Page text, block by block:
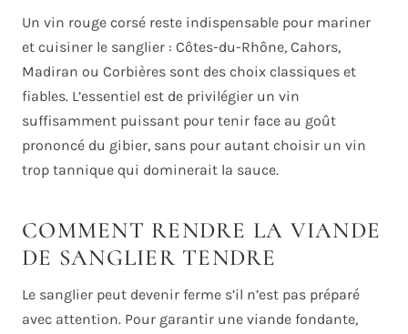
Un vin rouge corsé reste indispensable pour mariner
et cuisiner le sanglier : Côtes-du-Rhône, Cahors,
Madiran ou Corbières sont des choix classiques et
fiables. L’essentiel est de privilégier un vin
suffisamment puissant pour tenir face au goût
prononcé du gibier, sans pour autant choisir un vin
trop tannique qui dominerait la sauce.
COMMENT RENDRE LA VIANDE
DE SANGLIER TENDRE
Le sanglier peut devenir ferme s’il n’est pas préparé
avec attention. Pour garantir une viande fondante,